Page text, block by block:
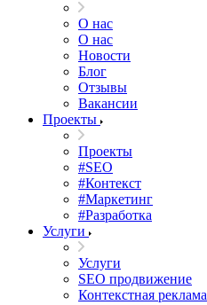
О нас
О нас
Новости
Блог
Отзывы
Вакансии
Проекты
Проекты
#SEO
#Контекст
#Маркетинг
#Разработка
Услуги
Услуги
SEO продвижение
Контекстная реклама